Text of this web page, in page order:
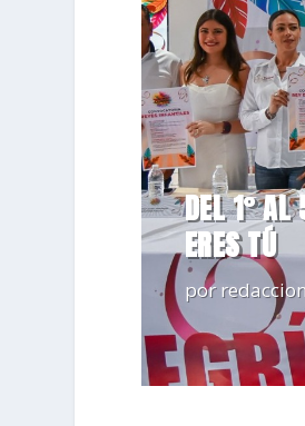
DEL 1° AL
ERES TÚ
por